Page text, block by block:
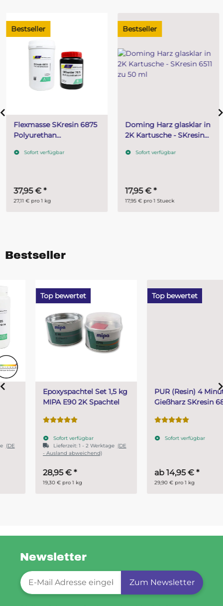
Bestseller
Flexmasse SKresin 6875
Polyurethan
kg + B 400 g)
Sofort verfügbar
37,95 €*
27,11 € pro 1 kg
Bestseller
Doming Harz glasklar in
2K Kartusche - SKresin
Sofort verfügbar
17,95 €*
17,95 € pro 1 Stueck
Bestseller
Top bewertet
Epoxyspachtel Set 1,5 kg
MIPA E90 2K Spachtel
Sofort verfügbar
Lieferzeit:1 - 2 Werktage(DE
- Ausland abweichend)
28,95 €*
19,30 € pro 1 kg
Top bewertet
PUR (Resin) 4 Minuten
Gießharz SKresin 6804
Sofort verfügbar
14,95 € *
29,90 € pro 1 kg
Newsletter
Newsletter-Registrierung
Zum Newsletter